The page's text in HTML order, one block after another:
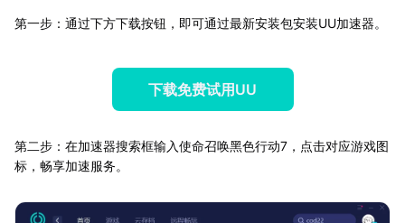
第一步：通过下方下载按钮，即可通过最新安装包安装UU加速器。
下载免费试用UU
第二步：在加速器搜索框输入使命召唤黑色行动7，点击对应游戏图
标，畅享加速服务。